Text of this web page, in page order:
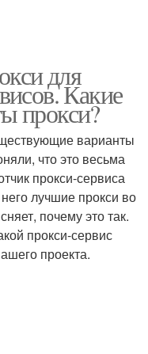
для
Какие
прокси?
варианты
что это весьма
прокси-сервиса
лучшие прокси во
почему это так.
прокси-сервис
проекта.